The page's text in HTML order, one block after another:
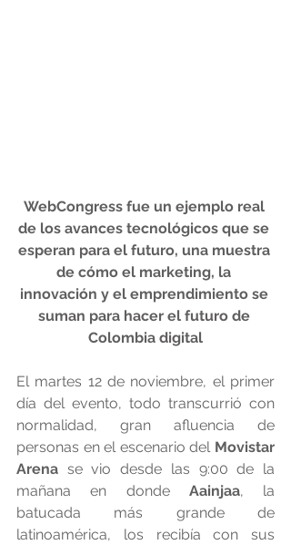
WebCongress fue un ejemplo real
de los avances tecnológicos que se
esperan para el futuro, una muestra
de cómo el marketing, la
innovación y el emprendimiento se
suman para hacer el futuro de
Colombia digital
El martes 12 de noviembre, el primer
día del evento, todo transcurrió con
normalidad, gran afluencia de
personas en el escenario del Movistar
Arena se vio desde las 9:00 de la
mañana en donde Aainjaa, la
batucada más grande de
latinoamérica, los recibía con sus